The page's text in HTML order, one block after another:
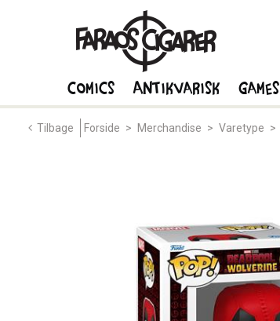
Tilbage Forside > Merchandise > Varetype >
Comics Antikvarisk Games